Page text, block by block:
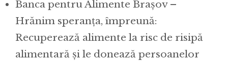
Banca pentru Alimente Brașov –
Hrănim speranța, împreună:
Recuperează alimente la risc de risipă
alimentară și le donează persoanelor